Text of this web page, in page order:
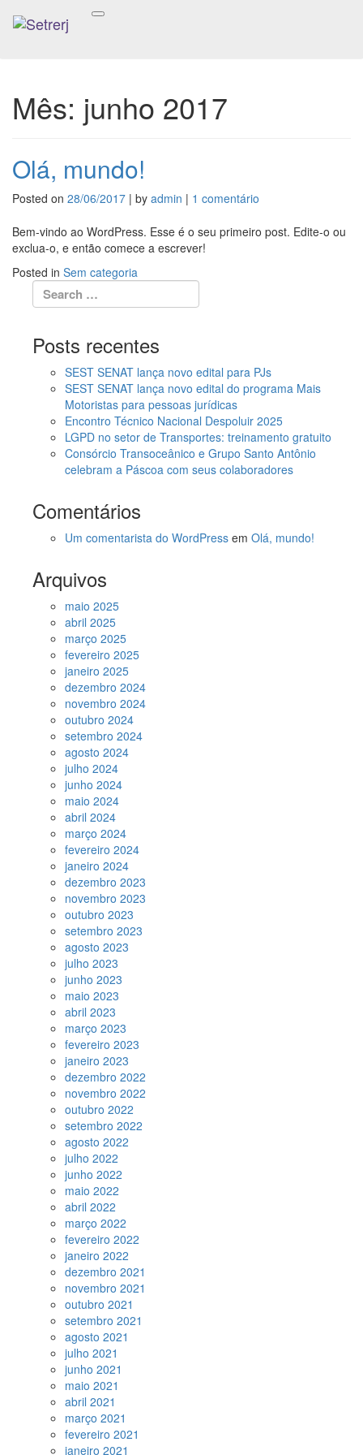
Mês: junho 2017
Olá, mundo!
Posted on 28/06/2017 | by admin | 1 comentário
mundo!
Bem-vindo ao WordPress. Esse é o seu primeiro post. Edite-o ou
exclua-o, e então comece a escrever!
Posted in Sem categoria
Posts recentes
SEST SENAT lança novo edital para PJs
SEST SENAT lança novo edital do programa Mais
Motoristas para pessoas jurídicas
Encontro Técnico Nacional Despoluir 2025
LGPD no setor de Transportes: treinamento gratuito
Consórcio Transoceânico e Grupo Santo Antônio
celebram a Páscoa com seus colaboradores
Comentários
Um comentarista do WordPress em Olá, mundo!
Arquivos
maio 2025
abril 2025
março 2025
fevereiro 2025
janeiro 2025
dezembro 2024
novembro 2024
outubro 2024
setembro 2024
agosto 2024
julho 2024
junho 2024
maio 2024
abril 2024
março 2024
fevereiro 2024
janeiro 2024
dezembro 2023
novembro 2023
outubro 2023
setembro 2023
agosto 2023
julho 2023
junho 2023
maio 2023
abril 2023
março 2023
fevereiro 2023
janeiro 2023
dezembro 2022
novembro 2022
outubro 2022
setembro 2022
agosto 2022
julho 2022
junho 2022
maio 2022
abril 2022
março 2022
fevereiro 2022
janeiro 2022
dezembro 2021
novembro 2021
outubro 2021
setembro 2021
agosto 2021
julho 2021
junho 2021
maio 2021
abril 2021
março 2021
fevereiro 2021
janeiro 2021